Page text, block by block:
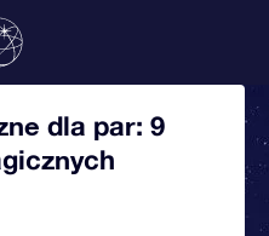
dla par: 9